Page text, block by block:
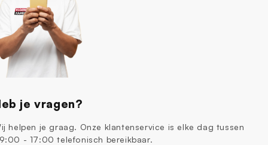
je vragen?
helpen je graag. Onze klantenservice is elke dag tussen
- 17:00 telefonisch bereikbaar.